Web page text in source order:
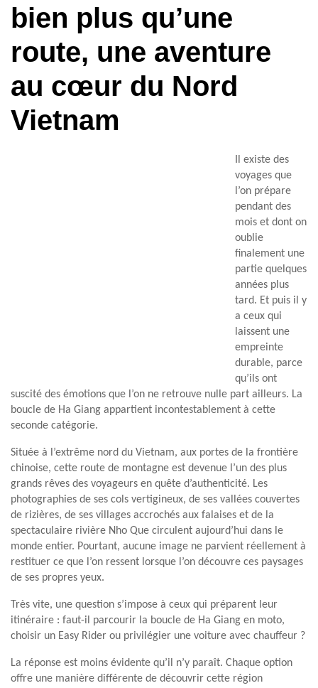
bien plus qu’une
route, une aventure
au cœur du Nord
Vietnam
Il existe des
voyages que
l’on prépare
pendant des
mois et dont on
oublie
finalement une
partie quelques
années plus
tard. Et puis il y
a ceux qui
laissent une
empreinte
durable, parce
qu’ils ont
suscité des émotions que l’on ne retrouve nulle part ailleurs. La
boucle de Ha Giang appartient incontestablement à cette
seconde catégorie.
Située à l’extrême nord du Vietnam, aux portes de la frontière
chinoise, cette route de montagne est devenue l’un des plus
grands rêves des voyageurs en quête d’authenticité. Les
photographies de ses cols vertigineux, de ses vallées couvertes
de rizières, de ses villages accrochés aux falaises et de la
spectaculaire rivière Nho Que circulent aujourd’hui dans le
monde entier. Pourtant, aucune image ne parvient réellement à
restituer ce que l’on ressent lorsque l’on découvre ces paysages
de ses propres yeux.
Très vite, une question s’impose à ceux qui préparent leur
itinéraire : faut-il parcourir la boucle de Ha Giang en moto,
choisir un Easy Rider ou privilégier une voiture avec chauffeur ?
La réponse est moins évidente qu’il n’y paraît. Chaque option
offre une manière différente de découvrir cette région